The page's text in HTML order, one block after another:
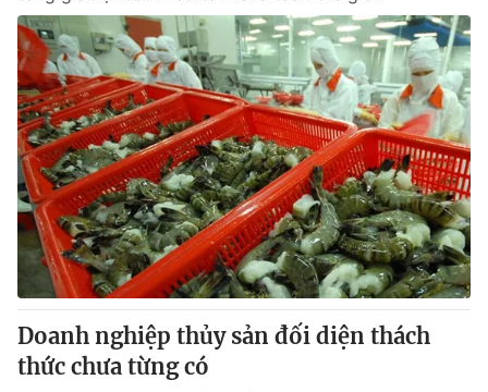
Ðiện thoại Thời báo VTV:024.66 897 897
Email:toasoan@vtv.vn
Liên hệ quảng cáo:024-7300.7108
Doanh nghiệp thủy sản đối diện thách
thức chưa từng có